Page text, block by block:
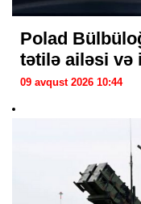
Polad
tətilə ailəsi və
09 avqust 2026 10:44